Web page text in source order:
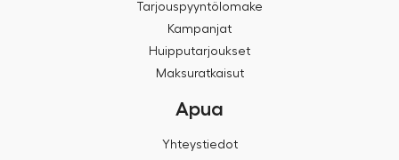
Tarjouspyyntölomake
Kampanjat
Huipputarjoukset
Maksuratkaisut
Apua
Yhteystiedot